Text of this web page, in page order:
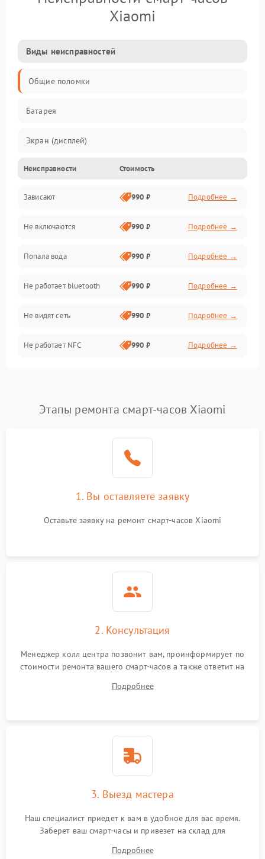
Xiaomi
Виды неисправностей
Общие поломки
Батарея
Экран (дисплей)
Электропитание
Датчики
Связь
Дисплей
Разговор (микрофон, динамик)
Неисправности Стоимость
Зависают 990 ₽ Подробнее →
Не включаются 990 ₽ Подробнее →
Попала вода 990 ₽ Подробнее →
Не работает bluetooth 990 ₽ Подробнее →
Не видят сеть 990 ₽ Подробнее →
Не работает NFC 990 ₽ Подробнее →
Этапы ремонта смарт-часов Xiaomi
1. Вы оставляете заявку
Оставьте заявку на ремонт смарт-часов Xiaomi
2. Консультация
Менеджер колл центра позвонит вам, проинформирует по
стоимости ремонта вашего смарт-часов а также ответит на
Подробнее
3. Выезд мастера
Наш специалист приедет к вам в удобное для вас время.
Заберет ваш смарт-часы и привезет на склад для
Подробнее